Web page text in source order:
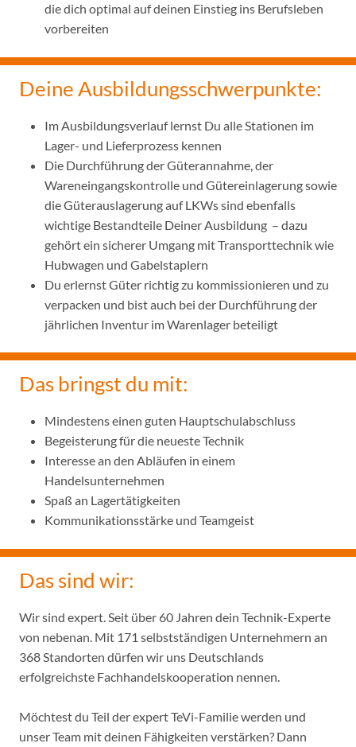
die dich optimal auf deinen Einstieg ins Berufsleben
vorbereiten
Deine Ausbildungsschwerpunkte:
Im Ausbildungsverlauf lernst Du alle Stationen im
Lager- und Lieferprozess kennen
Die Durchführung der Güterannahme, der
Wareneingangskontrolle und Gütereinlagerung sowie
die Güterauslagerung auf LKWs sind ebenfalls
wichtige Bestandteile Deiner Ausbildung – dazu
gehört ein sicherer Umgang mit Transporttechnik wie
Hubwagen und Gabelstaplern
Du erlernst Güter richtig zu kommissionieren und zu
verpacken und bist auch bei der Durchführung der
jährlichen Inventur im Warenlager beteiligt
Das bringst du mit:
Mindestens einen guten Hauptschulabschluss
Begeisterung für die neueste Technik
Interesse an den Abläufen in einem
Handelsunternehmen
Spaß an Lagertätigkeiten
Kommunikationsstärke und Teamgeist
Das sind wir:
Wir sind expert. Seit über 60 Jahren dein Technik-Experte
von nebenan. Mit 171 selbstständigen Unternehmern an
368 Standorten dürfen wir uns Deutschlands
erfolgreichste Fachhandelskooperation nennen.
Möchtest du Teil der expert TeVi-Familie werden und
unser Team mit deinen Fähigkeiten verstärken? Dann